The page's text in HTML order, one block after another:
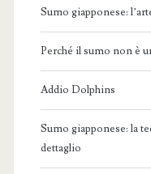
Sumo giapponese:
Perché il sumo non è
Addio Dolphins
Sumo giapponese: la
dettaglio